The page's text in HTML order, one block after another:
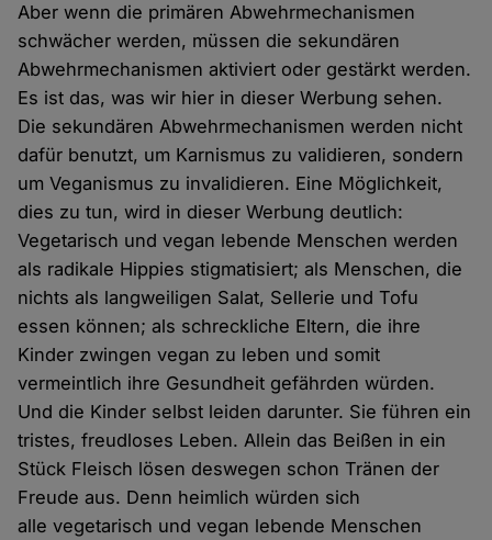
Aber wenn die primären Abwehrmechanismen
schwächer werden, müssen die sekundären
Abwehrmechanismen aktiviert oder gestärkt werden.
Es ist das, was wir hier in dieser Werbung sehen.
Die sekundären Abwehrmechanismen werden nicht
dafür benutzt, um Karnismus zu validieren, sondern
um Veganismus zu invalidieren. Eine Möglichkeit,
dies zu tun, wird in dieser Werbung deutlich:
Vegetarisch und vegan lebende Menschen werden
als radikale Hippies stigmatisiert; als Menschen, die
nichts als langweiligen Salat, Sellerie und Tofu
essen können; als schreckliche Eltern, die ihre
Kinder zwingen vegan zu leben und somit
vermeintlich ihre Gesundheit gefährden würden.
Und die Kinder selbst leiden darunter. Sie führen ein
tristes, freudloses Leben. Allein das Beißen in ein
Stück Fleisch lösen deswegen schon Tränen der
Freude aus. Denn heimlich würden sich
alle vegetarisch und vegan lebende Menschen